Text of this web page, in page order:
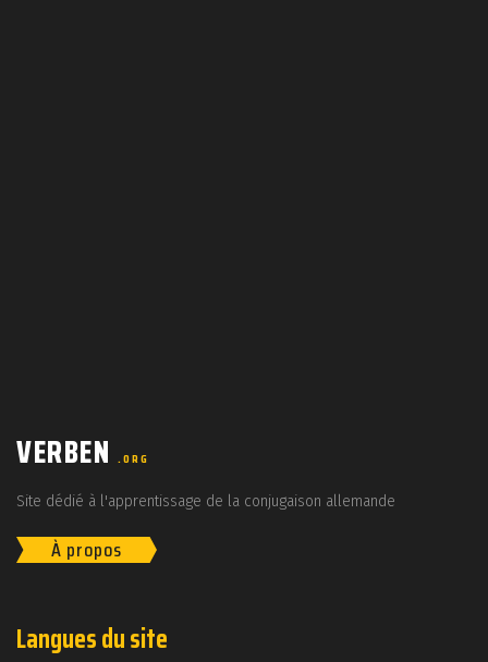
VERBEN .ORG
Site dédié à l'apprentissage de la conjugaison allemande
À propos
Langues du site